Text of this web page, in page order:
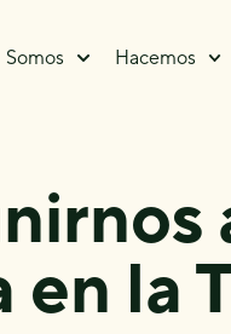
Somos Hacemos
en la